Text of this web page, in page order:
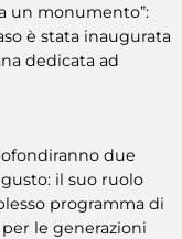
un monumento”:
è stata inaugurata
dedicata ad
due
il suo ruolo
programma di
le generazioni